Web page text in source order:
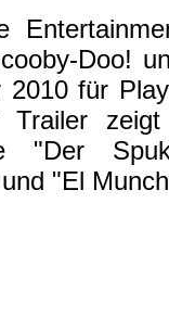
Doo!
für
zeigt
"Der
"El